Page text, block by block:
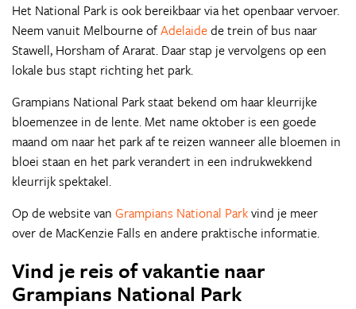
Het National Park is ook bereikbaar via het openbaar vervoer.
Neem vanuit Melbourne ofAdelaidede trein of bus naar
Stawell, Horsham of Ararat. Daar stap je vervolgens op een
lokale bus stapt richting het park.
Grampians National Park staat bekend om haar kleurrijke
bloemenzee in de lente. Met name oktober is een goede
maand om naar het park af te reizen wanneer alle bloemen in
bloei staan en het park verandert in een indrukwekkend
kleurrijk spektakel.
Op de website van Grampians National Parkvind je meer
over de MacKenzie Falls en andere praktische informatie.
Vind je reis of vakantie naar
Grampians National Park